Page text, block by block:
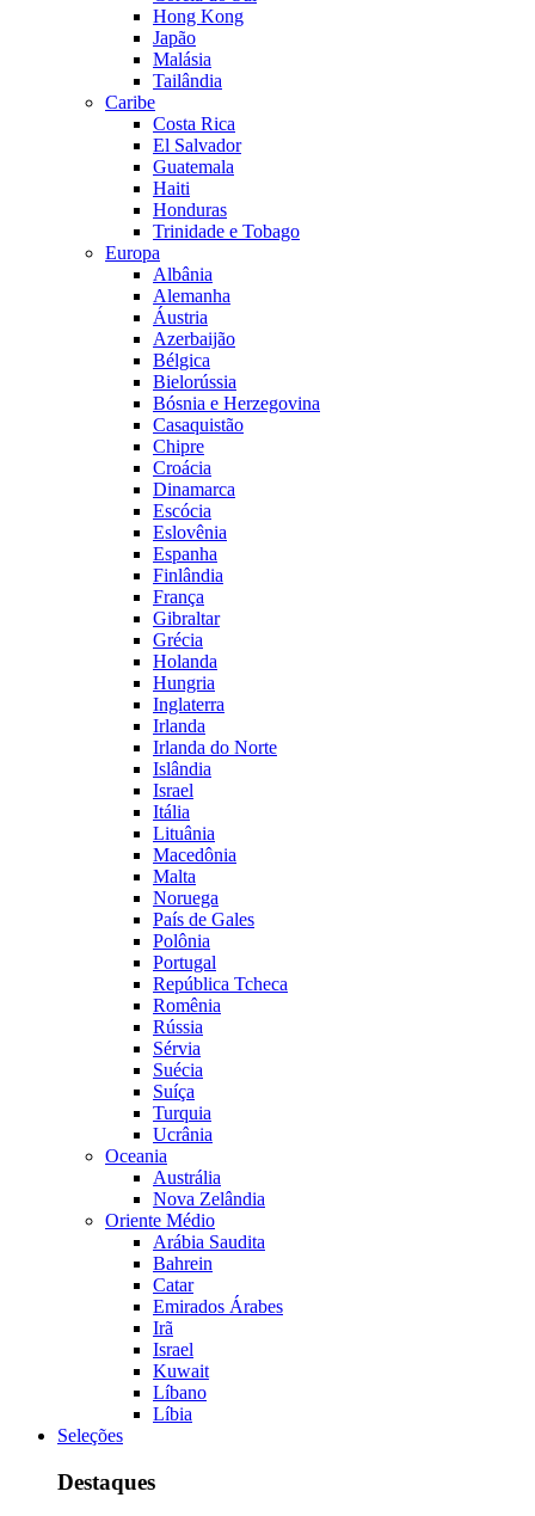
Hong Kong
Japão
Malásia
Tailândia
Caribe
Costa Rica
El Salvador
Guatemala
Haiti
Honduras
Trinidade e Tobago
Europa
Albânia
Alemanha
Áustria
Azerbaijão
Bélgica
Bielorússia
Bósnia e Herzegovina
Casaquistão
Chipre
Croácia
Dinamarca
Escócia
Eslovênia
Espanha
Finlândia
França
Gibraltar
Grécia
Holanda
Hungria
Inglaterra
Irlanda
Irlanda do Norte
Islândia
Israel
Itália
Lituânia
Macedônia
Malta
Noruega
País de Gales
Polônia
Portugal
República Tcheca
Romênia
Rússia
Sérvia
Suécia
Suíça
Turquia
Ucrânia
Oceania
Austrália
Nova Zelândia
Oriente Médio
Arábia Saudita
Bahrein
Catar
Emirados Árabes
Irã
Israel
Kuwait
Líbano
Líbia
Seleções
Destaques